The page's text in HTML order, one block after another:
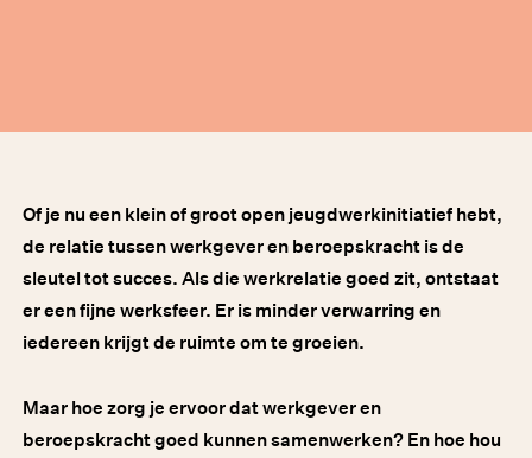
Of je nu een klein of groot open jeugdwerkinitiatief hebt,
de relatie tussen werkgever en beroepskracht is de
sleutel tot succes. Als die werkrelatie goed zit, ontstaat
er een fijne werksfeer. Er is minder verwarring en
iedereen krijgt de ruimte om te groeien.
Maar hoe zorg je ervoor dat werkgever en
beroepskracht goed kunnen samenwerken? En hoe hou